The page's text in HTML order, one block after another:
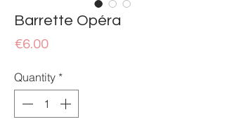
Barrette Opéra
€6.00Price
Quantity *